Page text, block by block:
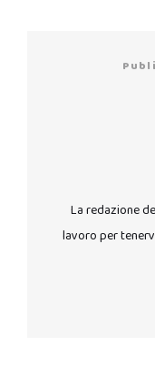
La redazione
lavoro per